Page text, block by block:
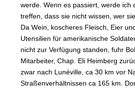
werde. Wenn es passiert, werde ich
treffen, dass sie nicht wissen, wer
Da Wein, koscheres Fleisch, Eier
Utensilien für amerikanische
nicht zur Verfügung standen, fuhr
Mitarbeiter, Chap. Eli Heimberg
zwar nach Lunéville, ca 30 km vor
Straßenverhältnissen ca 165 km.